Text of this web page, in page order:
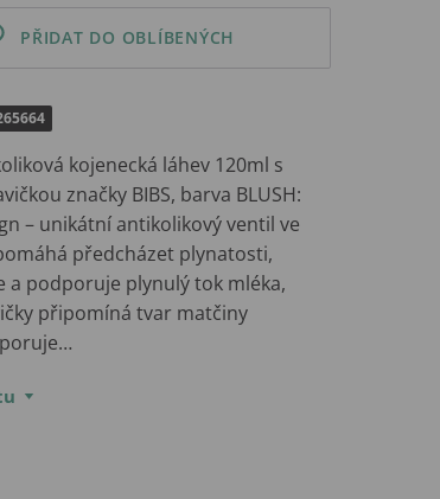
PŘIDAT DO OBLÍBENÝCH
kojenecká láhev 120ml s
značky BIBS, barva BLUSH:
– unikátní antikolikový ventil ve
předcházet plynatosti,
a podporuje plynulý tok mléka,
připomíná tvar matčiny